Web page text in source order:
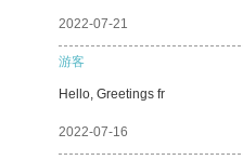
2022-07-21
游客
Hello, Greetings fr
2022-07-16